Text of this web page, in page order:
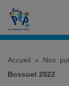
Accueil » Nos
Bossuet 2022